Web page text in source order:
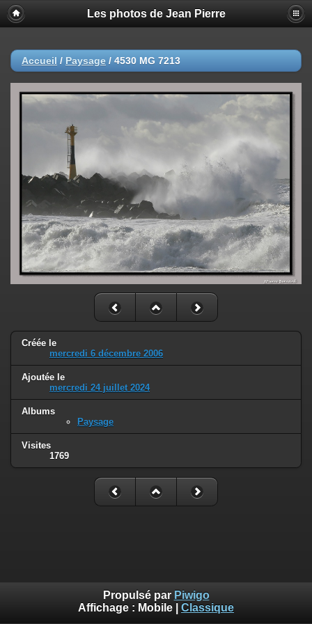
Les photos de Jean Pierre
Accueil / Paysage / 4530 MG 7213
Créée le
mercredi 6 décembre 2006
Ajoutée le
mercredi 24 juillet 2024
Albums
Paysage
Visites
1769
Propulsé par Piwigo
Affichage : Mobile Classique